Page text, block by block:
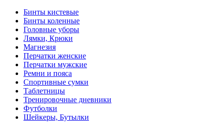
Бинты кистевые
Бинты коленные
Головные уборы
Лямки, Крюки
Магнезия
Перчатки женские
Перчатки мужские
Ремни и пояса
Спортивные сумки
Таблетницы
Тренировочные дневники
Футболки
Шейкеры, Бутылки